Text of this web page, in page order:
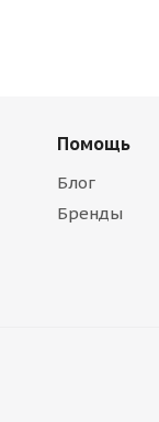
Помощь
Блог
Бренды